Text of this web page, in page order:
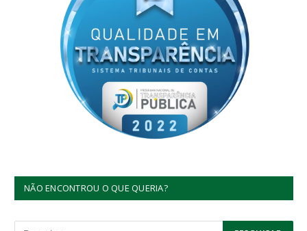
NÃO ENCONTROU O QUE QUERIA?